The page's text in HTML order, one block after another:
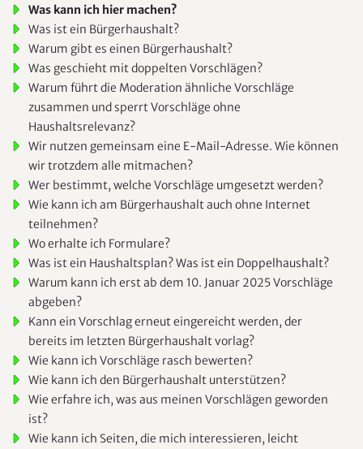
Was kann ich hier machen?
Was ist ein Bürgerhaushalt?
Warum gibt es einen Bürgerhaushalt?
Was geschieht mit doppelten Vorschlägen?
Warum führt die Moderation ähnliche Vorschläge
zusammen und sperrt Vorschläge ohne
Haushaltsrelevanz?
Wir nutzen gemeinsam eine E-Mail-Adresse. Wie können
wir trotzdem alle mitmachen?
Wer bestimmt, welche Vorschläge umgesetzt werden?
Wie kann ich am Bürgerhaushalt auch ohne Internet
teilnehmen?
Wo erhalte ich Formulare?
Was ist ein Haushaltsplan? Was ist ein Doppelhaushalt?
Warum kann ich erst ab dem 10. Januar 2025 Vorschläge
abgeben?
Kann ein Vorschlag erneut eingereicht werden, der
bereits im letzten Bürgerhaushalt vorlag?
Wie kann ich Vorschläge rasch bewerten?
Wie kann ich den Bürgerhaushalt unterstützen?
Wie erfahre ich, was aus meinen Vorschlägen geworden
ist?
Wie kann ich Seiten, die mich interessieren, leicht